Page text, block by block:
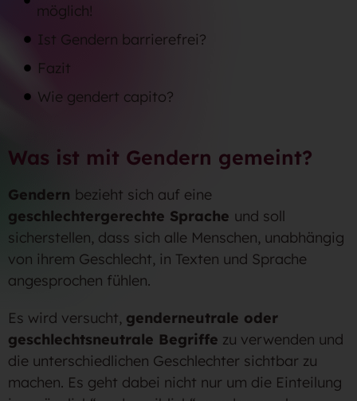
möglich!
Ist Gendern barrierefrei?
Fazit
Wie gendert capito?
Was ist mit Gendern gemeint?
Gendern bezieht sich auf eine
geschlechtergerechte Sprache und soll
sicherstellen, dass sich alle Menschen, unabhängig
von ihrem Geschlecht, in Texten und Sprache
angesprochen fühlen.
Es wird versucht, genderneutrale oder
geschlechtsneutrale Begriffe zu verwenden und
die unterschiedlichen Geschlechter sichtbar zu
machen. Es geht dabei nicht nur um die Einteilung